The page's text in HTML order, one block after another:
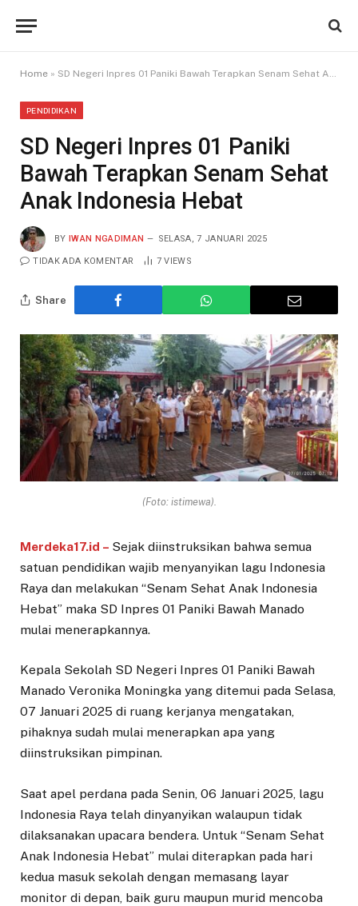
Home » SD Negeri Inpres 01 Paniki Bawah Terapkan Senam Sehat Anak Indonesia Hebat
PENDIDIKAN
SD Negeri Inpres 01 Paniki
Bawah Terapkan Senam Sehat
Anak Indonesia Hebat
BY IWAN NGADIMAN SELASA, 7 JANUARI 2025
TIDAK ADA KOMENTAR 7VIEWS
Share
(Foto: istimewa).
Merdeka17.id – Sejak diinstruksikan bahwa semua
satuan pendidikan wajib menyanyikan lagu Indonesia
Raya dan melakukan “Senam Sehat Anak Indonesia
Hebat” maka SD Inpres 01 Paniki Bawah Manado
mulai menerapkannya.
Kepala Sekolah SD Negeri Inpres 01 Paniki Bawah
Manado Veronika Moningka yang ditemui pada Selasa,
07 Januari 2025 di ruang kerjanya mengatakan,
pihaknya sudah mulai menerapkan apa yang
diinstruksikan pimpinan.
Saat apel perdana pada Senin, 06 Januari 2025, lagu
Indonesia Raya telah dinyanyikan walaupun tidak
dilaksanakan upacara bendera. Untuk “Senam Sehat
Anak Indonesia Hebat” mulai diterapkan pada hari
kedua masuk sekolah dengan memasang layar
monitor di depan, baik guru maupun murid mencoba